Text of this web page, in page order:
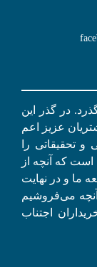
در گذر این
عزیز اعم
و تحقیقاتی را
است که آنچه از
ما و در نهایت
آنچه می‌فروشیم
اجتناب